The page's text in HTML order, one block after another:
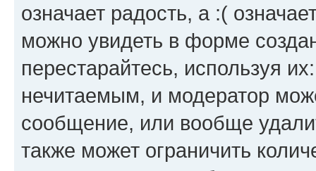
означает радость, а :(
можно увидеть в форме
перестарайтесь, используя
нечитаемым, и модератор
сообщение, или вообще
также может ограничить